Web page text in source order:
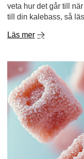
veta hur det går till
till din kalebass, så
Läs mer